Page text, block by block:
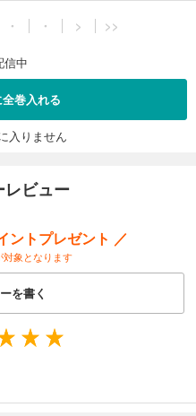
・ ・ > >>
信中
巻入れる
入りません
ビュー
ントプレゼント ／
象となります
を書く